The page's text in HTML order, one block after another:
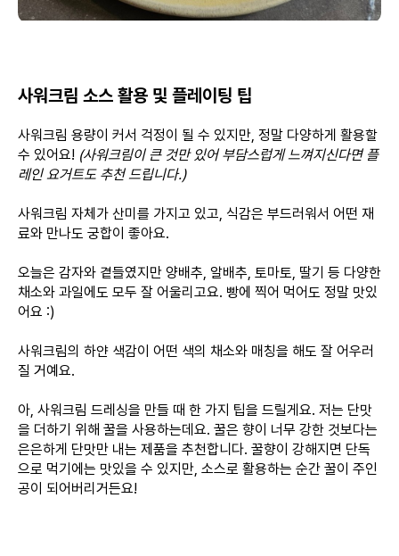
사워크림 소스 활용 및 플레이팅 팁
사워크림 용량이 커서 걱정이 될 수 있지만, 정말 다양하게 활용할
수 있어요! (사워크림이 큰 것만 있어 부담스럽게 느껴지신다면 플
레인 요거트도 추천 드립니다.)
사워크림 자체가 산미를 가지고 있고, 식감은 부드러워서 어떤 재
료와 만나도 궁합이 좋아요.
오늘은 감자와 곁들였지만 양배추, 알배추, 토마토, 딸기 등 다양한
채소와 과일에도 모두 잘 어울리고요. 빵에 찍어 먹어도 정말 맛있
어요 :)
사워크림의 하얀 색감이 어떤 색의 채소와 매칭을 해도 잘 어우러
질 거예요.
아, 사워크림 드레싱을 만들 때 한 가지 팁을 드릴게요. 저는 단맛
을 더하기 위해 꿀을 사용하는데요. 꿀은 향이 너무 강한 것보다는
은은하게 단맛만 내는 제품을 추천합니다. 꿀향이 강해지면 단독
으로 먹기에는 맛있을 수 있지만, 소스로 활용하는 순간 꿀이 주인
공이 되어버리거든요!